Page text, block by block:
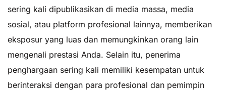
sering kali dipublikasikan di media massa, media
sosial, atau platform profesional lainnya, memberikan
eksposur yang luas dan memungkinkan orang lain
mengenali prestasi Anda. Selain itu, penerima
penghargaan sering kali memiliki kesempatan untuk
berinteraksi dengan para profesional dan pemimpin